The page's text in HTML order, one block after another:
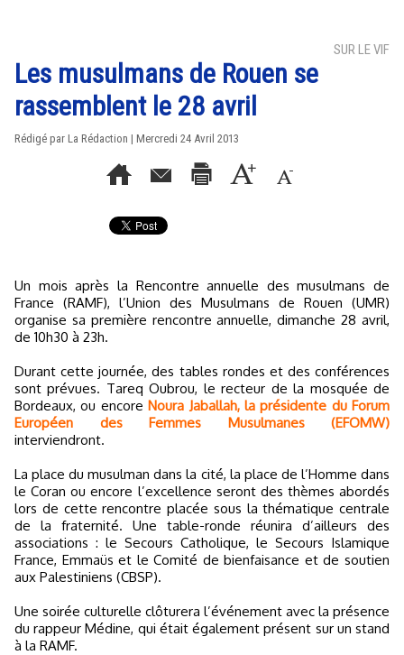
SUR LE VIF
Les musulmans de Rouen se
rassemblent le 28 avril
Rédigé par La Rédaction | Mercredi 24 Avril 2013
Un mois après la Rencontre annuelle des musulmans de
France (RAMF), l’Union des Musulmans de Rouen (UMR)
organise sa première rencontre annuelle, dimanche 28 avril,
de 10h30 à 23h.
Durant cette journée, des tables rondes et des conférences
sont prévues. Tareq Oubrou, le recteur de la mosquée de
Bordeaux, ou encoreNoura Jaballah, la présidente du Forum
Européen des Femmes Musulmanes (EFOMW)
interviendront.
La place du musulman dans la cité, la place de l’Homme dans
le Coran ou encore l’excellence seront des thèmes abordés
lors de cette rencontre placée sous la thématique centrale
de la fraternité. Une table-ronde réunira d’ailleurs des
associations : le Secours Catholique, le Secours Islamique
France, Emmaüs et le Comité de bienfaisance et de soutien
aux Palestiniens (CBSP).
Une soirée culturelle clôturera l’événement avec la présence
du rappeur Médine, qui était également présent sur un stand
à la RAMF.